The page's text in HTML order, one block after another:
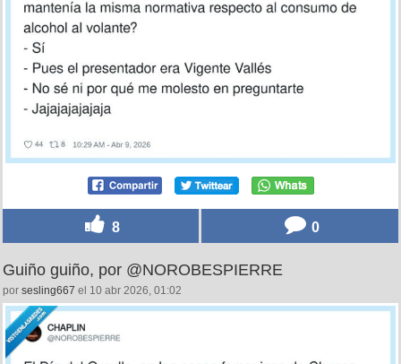
8 0
Guiño guiño, por @NOROBESPIERRE
por sesling667 el 10 abr 2026, 01:02